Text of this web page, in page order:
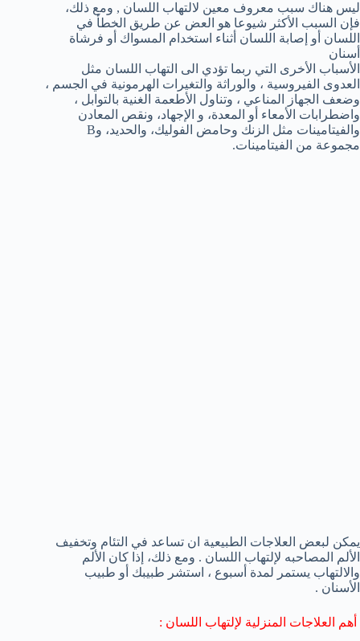
ليس هناك سبب معروف معين لالتهاب اللسان , ومع ذلك،
فإن السبب الأكثر شيوعا هو العض عن طريق الخطأ في
اللسان أو إصابة اللسان أثناء استخدام المسواك أو فرشاة
أسنان
الأسباب الأخرى التي ربما تؤدي الى التهاب اللسان مثل
العدوى الفيروسية ، والوراثة والتغيرات الهرمونية في الجسم ،
وضعف الجهاز المناعي ، وتناول الأطعمة الغنية بالتوابل ،
واضطرابات الأمعاء أو المعدة، و الإجهاد، ونقص المعادن
والفيتامينات مثل الزنك وحامض الفوليك، والحديد، وB
مجموعة من الفيتامينات.
يمكن لبعض العلاجات الطبيعية ان تساعد في التئام وتخفيف
الألم المصاحبه لإلتهاب اللسان . ومع ذلك، إذا كان الألم
والالتهاب يستمر لمدة أسبوع ، استشر طبيبك أو طبيب
الأسنان .
أهم العلاجات المنزلية لإلتهاب اللسان :